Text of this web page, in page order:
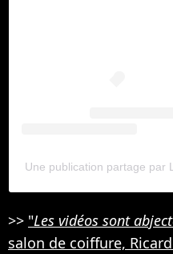
Une publication partage par
>> "Les vidéos sont
salon de coiffure,